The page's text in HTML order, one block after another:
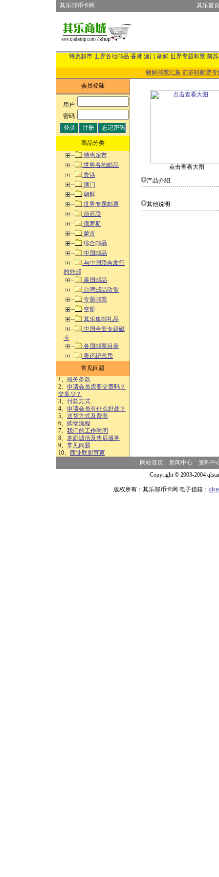
其乐邮币卡网 其乐首
特惠超市 世界各地邮品 香港 澳门 朝鲜 世界专题邮票 前
朝鲜邮票汇集 前苏联邮票专
会员登陆
用户:
密码:
商品分类
特惠超市
世界各地邮品
香港
澳门
朝鲜
世界专题邮票
前苏联
俄罗斯
蒙古
综合邮品
中国邮品
与中国联合发行
的外邮
泰国邮品
台湾邮品欣赏
专题邮票
空册
其乐集邮礼品
中国全套专题磁
卡
各国邮票目录
奥运纪念币
常见问题
1、 服务条款
2、 申请会员需要交费吗？
交多少？
3、 付款方式
4、 申请会员有什么好处？
5、 送货方式及费率
6、 购物流程
7、 我们的工作时间
8、 本廊诚信及售后服务
9、 常见问题
10、 商业联盟宣言
点击查看大图
产品介绍:
其他说明:
网站首页 新闻中心
资料中
Copyright © 2003-2004
版权所有：其乐邮币卡网 电子信箱：